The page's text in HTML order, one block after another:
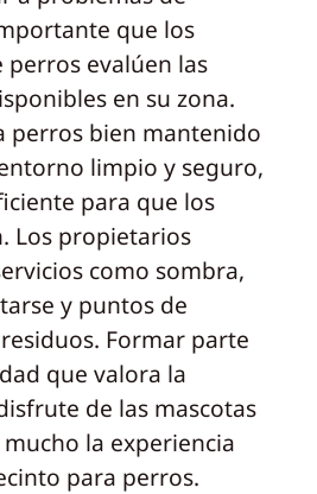
que los
evalúen las
en su zona.
perros bien mantenido
limpio y seguro,
para que los
Los propietarios
como sombra,
y puntos de
Formar parte
que valora la
de las mascotas
la experiencia
para perros.